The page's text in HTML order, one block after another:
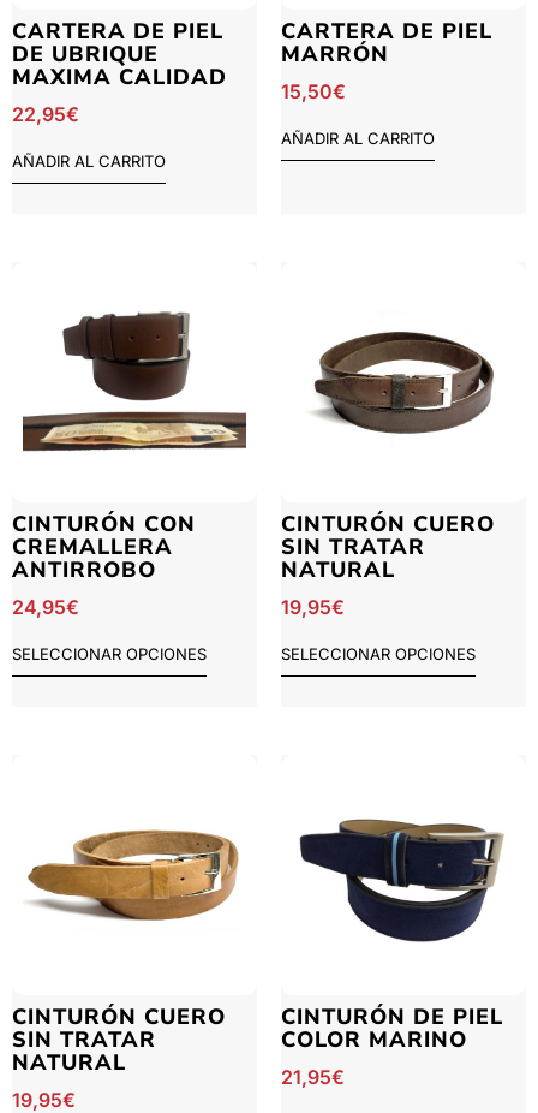
CARTERA DE PIEL
DE UBRIQUE
MAXIMA CALIDAD
22,95€
AÑADIR AL CARRITO
CARTERA DE PIEL
MARRÓN
15,50€
AÑADIR AL CARRITO
CINTURÓN CON
CREMALLERA
ANTIRROBO
24,95€
SELECCIONAR OPCIONES
CINTURÓN CUERO
SIN TRATAR
NATURAL
19,95€
SELECCIONAR OPCIONES
CINTURÓN CUERO
SIN TRATAR
NATURAL
19,95€
CINTURÓN DE PIEL
COLOR MARINO
21,95€